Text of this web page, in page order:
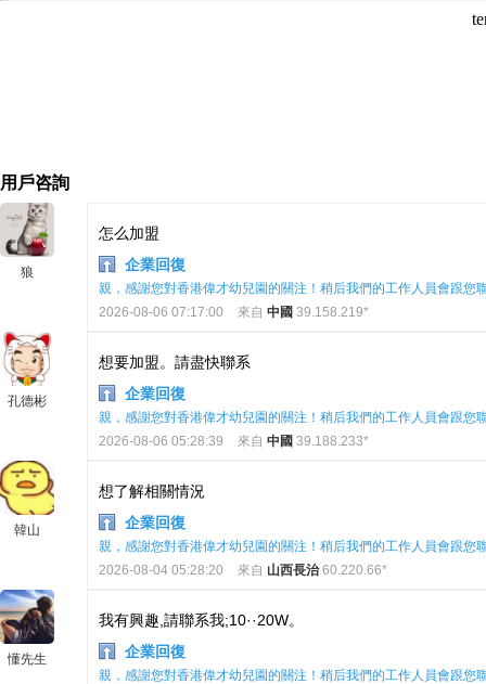
用戶咨詢
狼
怎么加盟
企業回復
親，感謝您對香港偉才幼兒園的關注！稍后我們的工作人員會跟您
2026-08-06 07:17:00
來自 中國 39.158.219*
孔德彬
想要加盟。請盡快聯系
企業回復
親，感謝您對香港偉才幼兒園的關注！稍后我們的工作人員會跟您
2026-08-06 05:28:39
來自 中國 39.188.233*
韓山
想了解相關情況
企業回復
親，感謝您對香港偉才幼兒園的關注！稍后我們的工作人員會跟您
2026-08-04 05:28:20
來自 山西長治60.220.66*
懂先生
我有興趣,請聯系我;10··20W。
企業回復
親，感謝您對香港偉才幼兒園的關注！稍后我們的工作人員會跟您